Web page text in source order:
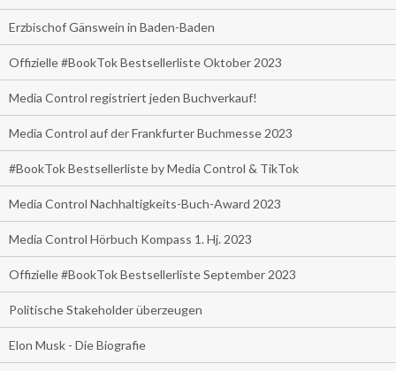
Erzbischof Gänswein in Baden-Baden
Offizielle #BookTok Bestsellerliste Oktober 2023
Media Control registriert jeden Buchverkauf!
Media Control auf der Frankfurter Buchmesse 2023
#BookTok Bestsellerliste by Media Control & TikTok
Media Control Nachhaltigkeits-Buch-Award 2023
Media Control Hörbuch Kompass 1. Hj. 2023
Offizielle #BookTok Bestsellerliste September 2023
Politische Stakeholder überzeugen
Elon Musk - Die Biografie